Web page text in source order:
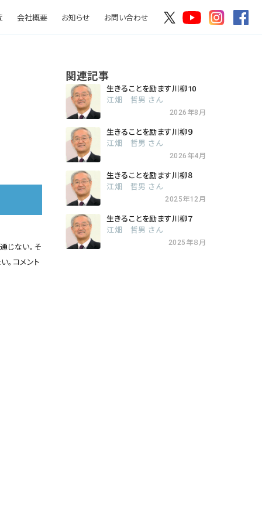
会社概要 お知らせ お問い合わせ
じない。そ
。コメント
関連記事
生きることを励ます川柳10
江畑 哲男 さん
2026年8月
生きることを励ます川柳９
江畑 哲男 さん
2026年4月
生きることを励ます川柳８
江畑 哲男 さん
2025年12月
生きることを励ます川柳７
江畑 哲男 さん
2025年８月